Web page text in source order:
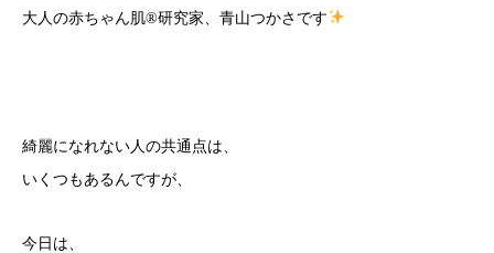
大人の赤ちゃん肌®️研究家、青山つかさです
綺麗になれない人の共通点は、
いくつもあるんですが、
今日は、